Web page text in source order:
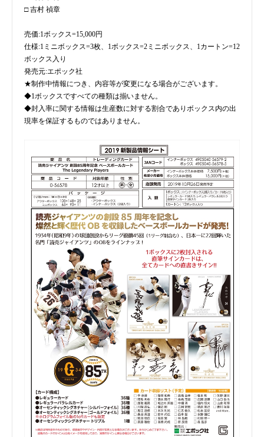
□ 吉村 禎章
売価:1ボックス=15,000円
仕様:1ミニボックス=3枚、1ボックス=2ミニボックス、1カートン=12
ボックス入り
発売元:エポック社
★制作中情報につき、内容等が変更になる場合がございます。
◆1ボックスですべての種類は揃いません。
◆封入率に関する情報は生産数に対する割合でありボックス内の出
現率を保証するものではありません。